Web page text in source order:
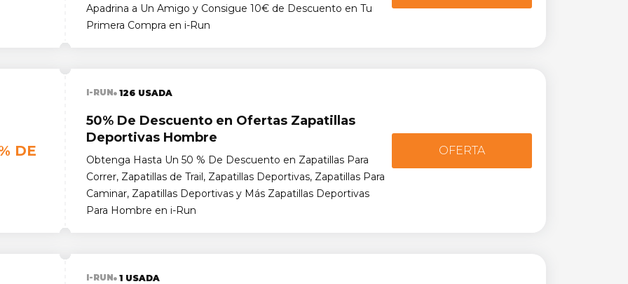
Apadrina a Un Amigo y Consigue 10€ de Descuento en Tu
Primera Compra en i-Run
DE
I-RUN 126 USADA
50% De Descuento en Ofertas Zapatillas
Deportivas Hombre
Obtenga Hasta Un 50 % De Descuento en Zapatillas Para
Correr, Zapatillas de Trail, Zapatillas Deportivas, Zapatillas Para
Caminar, Zapatillas Deportivas y Más Zapatillas Deportivas
Para Hombre en i-Run
OFERTA
I-RUN 1 USADA